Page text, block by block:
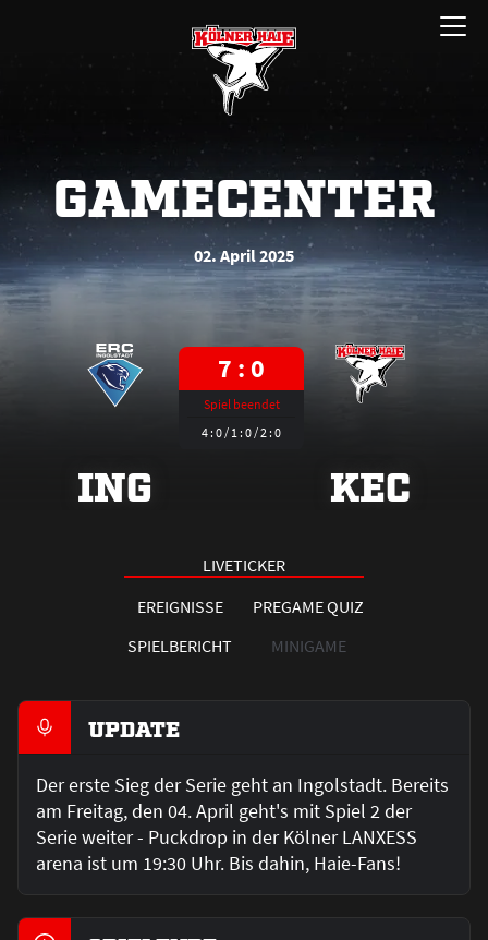
Menü
öffnen
GAMECENTER
02. April 2025
ING
7 : 0
Spiel beendet
4 : 0 / 1 : 0 / 2 : 0
KEC
LIVETICKER
EREIGNISSE
PREGAME QUIZ
SPIELBERICHT
MINIGAME
UPDATE
Der erste Sieg der Serie geht an Ingolstadt. Bereits
am Freitag, den 04. April geht's mit Spiel 2 der
Serie weiter - Puckdrop in der Kölner LANXESS
arena ist um 19:30 Uhr. Bis dahin, Haie-Fans!